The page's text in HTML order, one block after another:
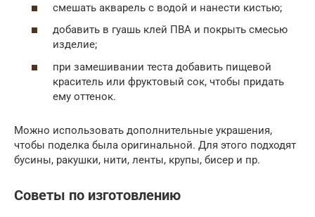
смешать акварель с водой и нанести кистью;
добавить в гуашь клей ПВА и покрыть смесью
изделие;
при замешивании теста добавить пищевой
краситель или фруктовый сок, чтобы придать
ему оттенок.
Можно использовать дополнительные украшения,
чтобы поделка была оригинальной. Для этого подходят
бусины, ракушки, нити, ленты, крупы, бисер и пр.
Советы по изготовлению